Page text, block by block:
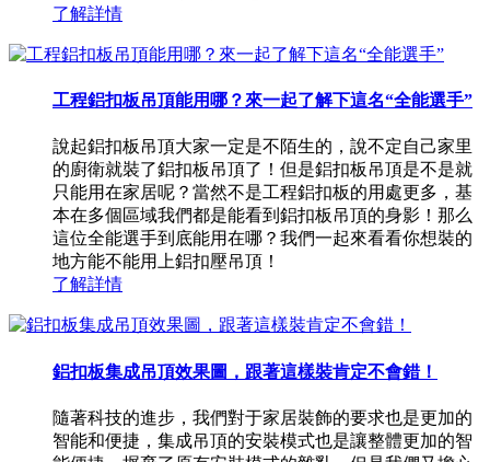
了解詳情
工程鋁扣板吊頂能用哪？來一起了解下這名“全能選手”
說起鋁扣板吊頂大家一定是不陌生的，說不定自己家里
的廚衛就裝了鋁扣板吊頂了！但是鋁扣板吊頂是不是就
只能用在家居呢？當然不是工程鋁扣板的用處更多，基
本在多個區域我們都是能看到鋁扣板吊頂的身影！那么
這位全能選手到底能用在哪？我們一起來看看你想裝的
地方能不能用上鋁扣壓吊頂！
了解詳情
鋁扣板集成吊頂效果圖，跟著這樣裝肯定不會錯！
隨著科技的進步，我們對于家居裝飾的要求也是更加的
智能和便捷，集成吊頂的安裝模式也是讓整體更加的智